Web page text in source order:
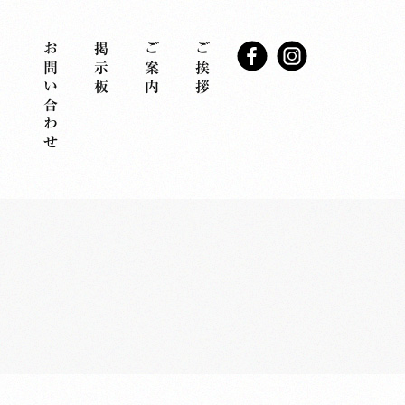
ご挨拶
ご案内
掲示板
お問い合わせ